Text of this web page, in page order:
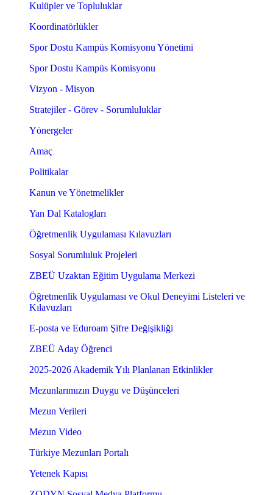
Kulüpler ve Topluluklar
Koordinatörlükler
Spor Dostu Kampüs Komisyonu Yönetimi
Spor Dostu Kampüs Komisyonu
Vizyon - Misyon
Stratejiler - Görev - Sorumluluklar
Yönergeler
Amaç
Politikalar
Kanun ve Yönetmelikler
Yan Dal Katalogları
Öğretmenlik Uygulaması Kılavuzları
Sosyal Sorumluluk Projeleri
ZBEÜ Uzaktan Eğitim Uygulama Merkezi
Öğretmenlik Uygulaması ve Okul Deneyimi Listeleri ve
Kılavuzları
E-posta ve Eduroam Şifre Değişikliği
ZBEÜ Aday Öğrenci
2025-2026 Akademik Yılı Planlanan Etkinlikler
Mezunlarımızın Duygu ve Düşünceleri
Mezun Verileri
Mezun Video
Türkiye Mezunları Portalı
Yetenek Kapısı